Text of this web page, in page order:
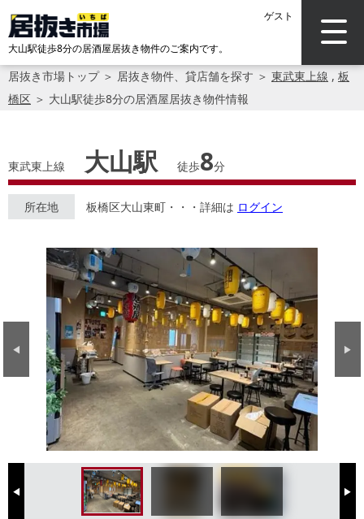
ゲスト
大山駅徒歩8分の居酒屋居抜き物件のご案内です。
居抜き市場トップ＞ 居抜き物件、貸店舗を探す ＞ 東武東上線 , 板
橋区 ＞ 大山駅徒歩8分の居酒屋居抜き物件情報
東武東上線 大山駅 徒歩8分
所在地 板橋区大山東町・・・詳細は ログイン
Previous Next
Previous Next